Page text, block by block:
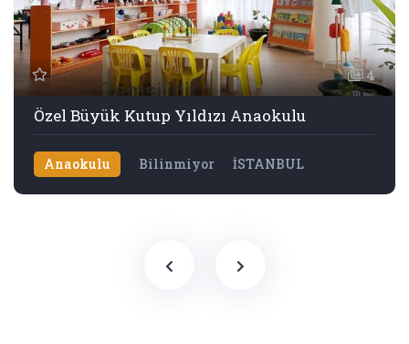
4
Özel Büyük Kutup Yıldızı Anaokulu
Anaokulu Bilinmiyor İSTANBUL